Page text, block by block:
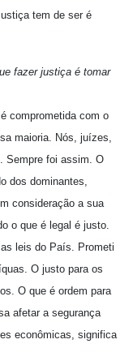
tem de ser é
fazer justiça é tomar
comprometida com o
maioria. Nós, juízes,
Sempre foi assim. O
dos dominantes,
consideração a sua
o que é legal é justo.
leis do País. Prometi
O justo para os
O que é ordem para
afetar a segurança
econômicas, significa